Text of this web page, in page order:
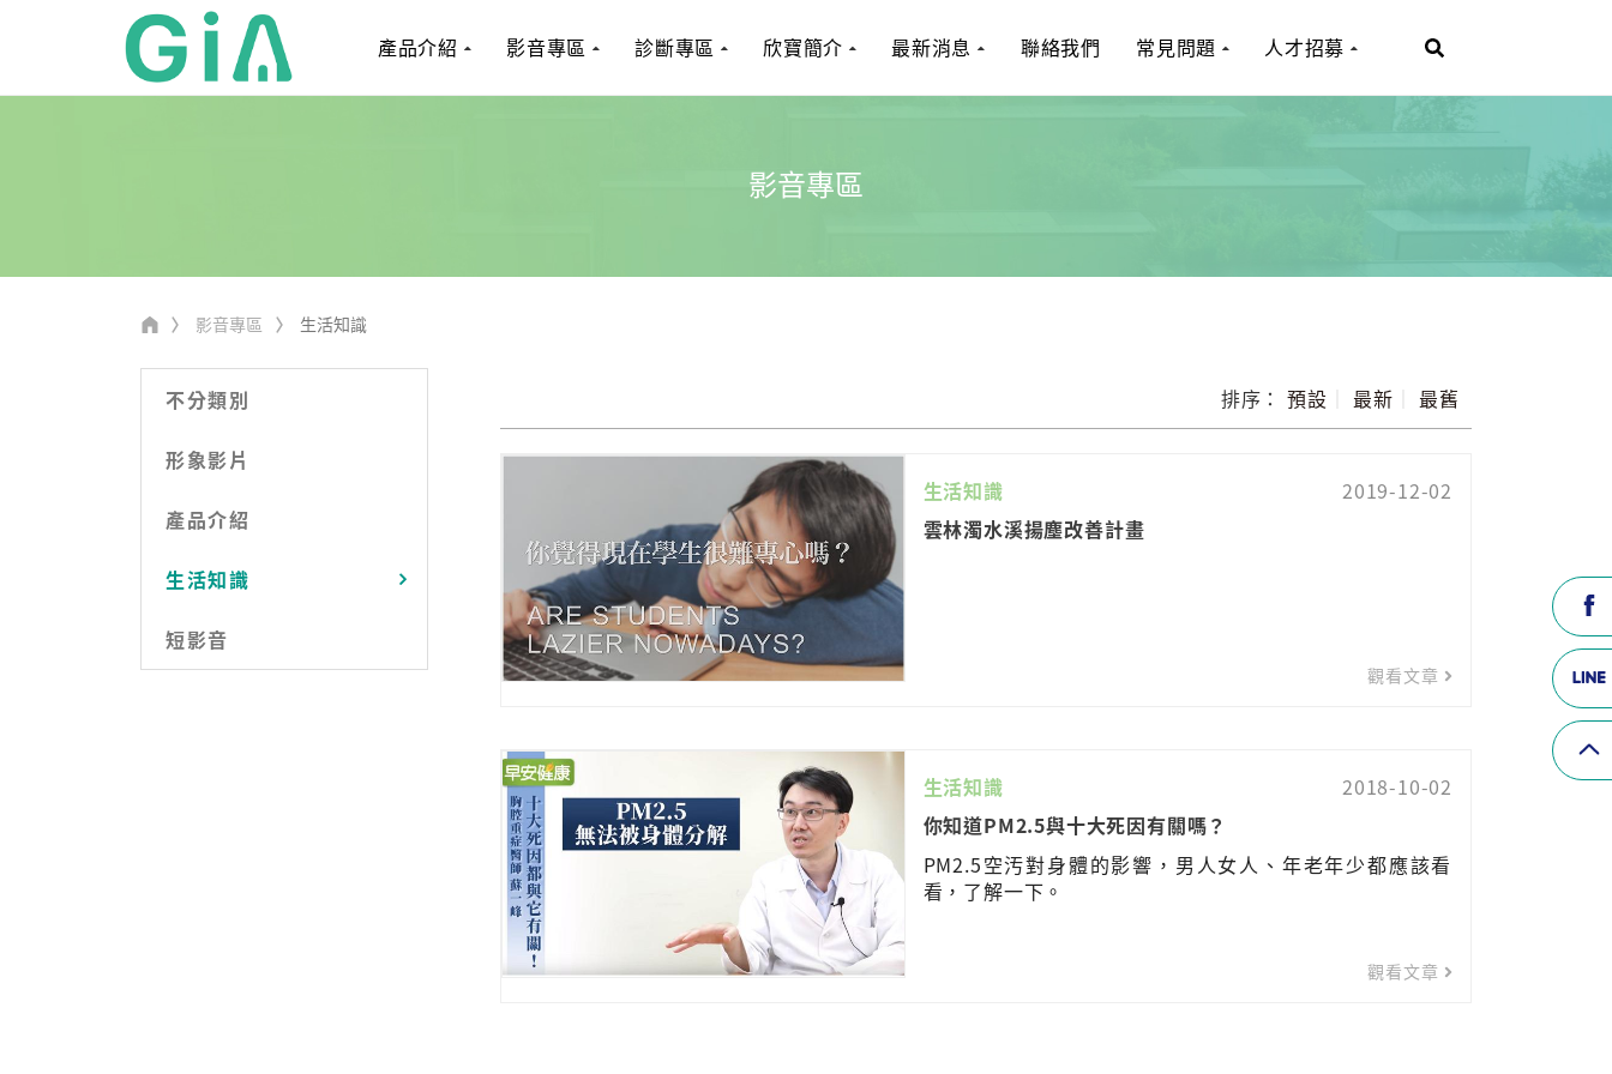
產品介紹 影音專區 診斷專區 欣寶簡介 最新消息 聯絡我們 常見問題 人才招募
影音專區
影音專區 生活知識
不分類別
形象影片
產品介紹
生活知識
短影音
排序： 預設 最新 最舊
生活知識
2019-12-02
雲林濁水溪揚塵改善計畫
觀看文章
生活知識
2018-10-02
你知道PM2.5與十大死因有關嗎？
PM2.5空汚對身體的影響，男人女人、年老年少都應該看
看，了解一下。
觀看文章